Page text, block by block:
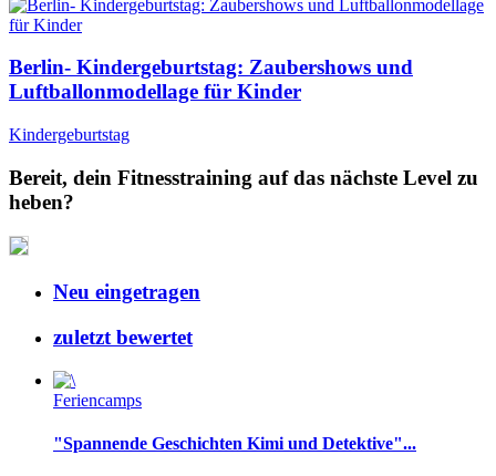
Berlin- Kindergeburtstag: Zaubershows und
Luftballonmodellage für Kinder
Kindergeburtstag
Bereit, dein Fitnesstraining auf das nächste Level zu
heben?
Neu eingetragen
zuletzt bewertet
Feriencamps
"Spannende Geschichten Kimi und Detektive"...